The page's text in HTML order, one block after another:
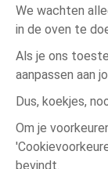
We wachten
in de oven te
Als je ons
aanpassen aan
Dus, koekjes,
Om je
bevindt.
Blauw